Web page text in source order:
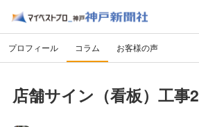
プロフィール コラム お客様の声
店舗サイン（看板）工事2